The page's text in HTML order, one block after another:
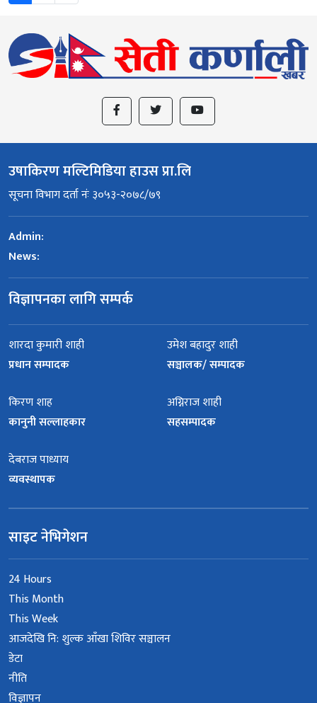
उषाकिरण मल्टिमिडिया हाउस प्रा.लि
सूचना विभाग दर्ता नंः ३०५३-२०७८/७९
Admin:
News:
विज्ञापनका लागि सम्पर्क
शारदा कुमारी शाही
प्रधान सम्पादक
उमेश बहादुर शाही
सञ्चालक/ सम्पादक
किरण शाह
कानुनी सल्लाहकार
अग्निराज शाही
सहसम्पादक
देबराज पाध्याय
व्यवस्थापक
साइट नेभिगेशन
24 Hours
This Month
This Week
आजदेखि नि: शुल्क आँखा शिविर सञ्चालन
डेटा
नीति
विज्ञापन